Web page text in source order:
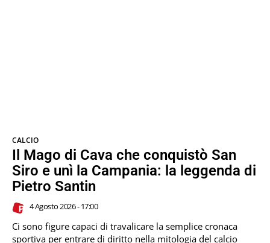
CALCIO
Il Mago di Cava che conquistò San
Siro e unì la Campania: la leggenda di
Pietro Santin
4 Agosto 2026 - 17:00
Ci sono figure capaci di travalicare la semplice cronaca
sportiva per entrare di diritto nella mitologia del calcio